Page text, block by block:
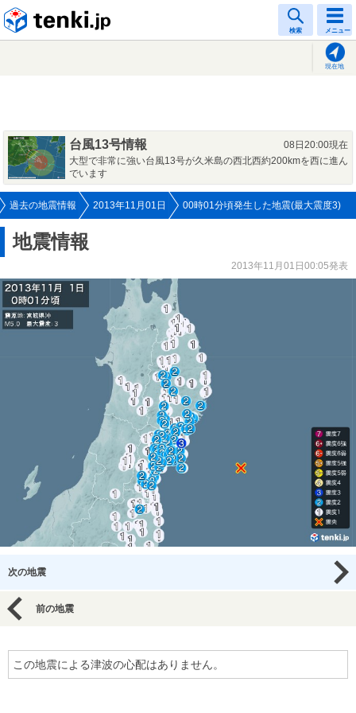
検索 メニュー
現在地
台風13号情報
08日20:00現在
大型で非常に強い台風13号が久米島の西北西約200kmを西に進ん
でいます
過去の地震情報 2013年11月01日 00時01分頃発生した地震(最大震度3)
地震情報
2013年11月01日00:05発表
次の地震
前の地震
この地震による津波の心配はありません。